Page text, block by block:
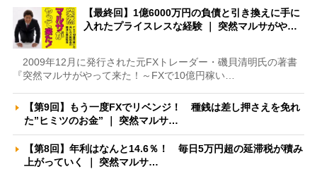
【最終回】1億6000万円の負債と引き換えに手に
入れたプライスレスな経験 ｜ 突然マルサがや…
2009年12月に発行された元FXトレーダー・磯貝清明氏の著書
『突然マルサがやって来た！～FXで10億円稼い…
【第9回】もう一度FXでリベンジ！ 種銭は差し押さえを免れ
た”ヒミツのお金” ｜ 突然マルサ…
【第8回】年利はなんと14.6％！ 毎日5万円超の延滞税が積み
上がっていく ｜ 突然マルサ…